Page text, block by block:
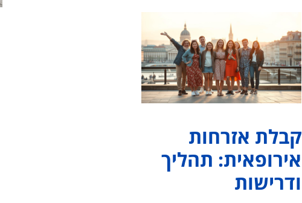
קבלת אזרחות
אירופאית: תהליך
ודרישות